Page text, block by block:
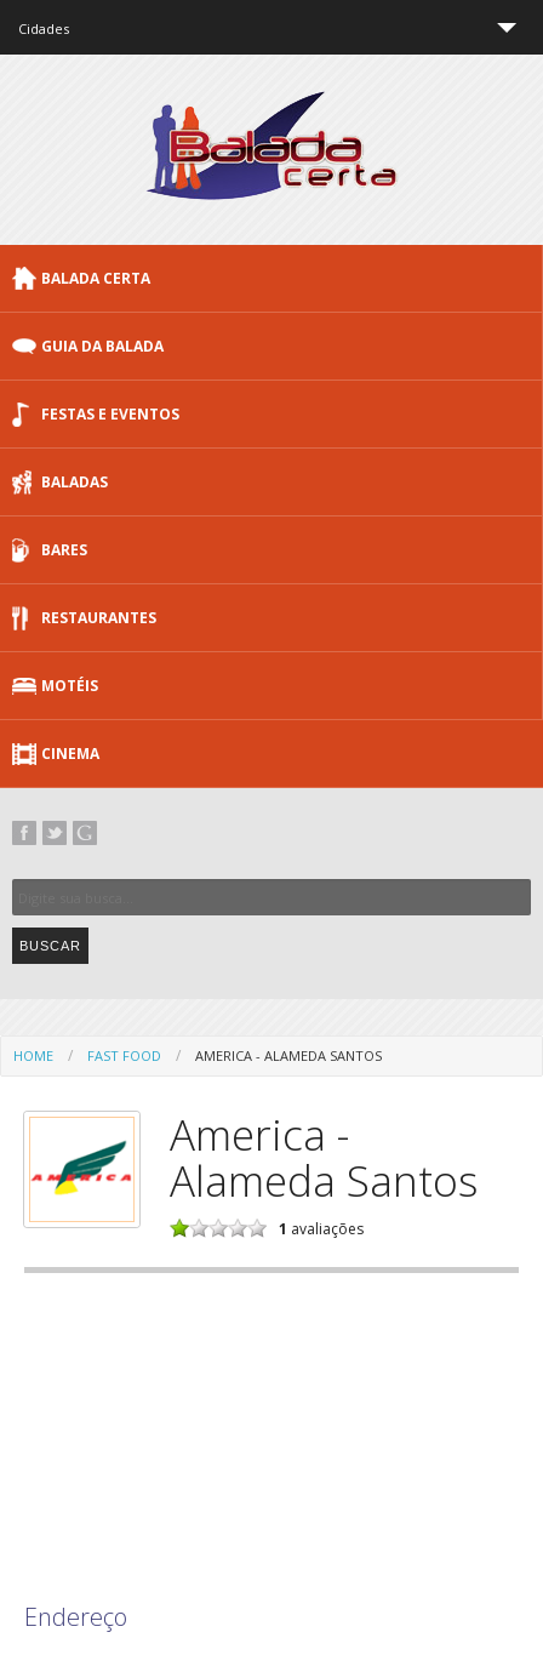
Cidades
Curitiba
Porto Alegre
Floripa
BALADA CERTA
GUIA DA BALADA
FESTAS E EVENTOS
BALADAS
BARES
RESTAURANTES
MOTÉIS
CINEMA
HOME FAST FOOD AMERICA - ALAMEDA SANTOS
America -
Alameda Santos
1 avaliações
Endereço